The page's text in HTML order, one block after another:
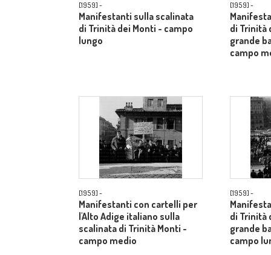
[1959] -
Manifestanti sulla scalinata
di Trinità dei Monti - campo
lungo
[1959] -
di Trinità
grande
campo
[1959] -
Manifestanti con cartelli per
l'Alto Adige italiano sulla
scalinata di Trinità Monti -
campo medio
[1959] -
di Trinità
grande
campo